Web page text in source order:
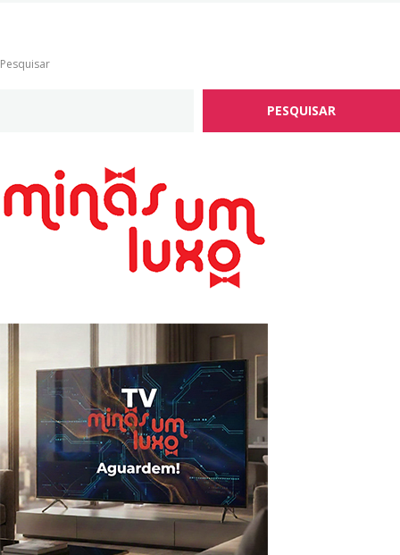
Pesquisar
PESQUISAR